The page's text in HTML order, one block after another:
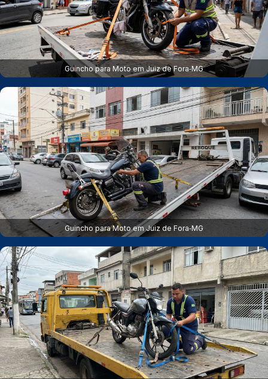
Guincho para Moto em Juiz de Fora‑MG
Guincho para Moto em Juiz de Fora‑MG